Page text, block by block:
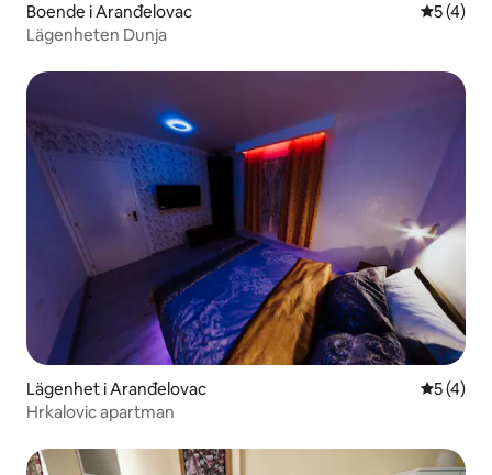
Boende i Aranđelovac 5 av 5 i
5 (4)
Lägenheten Dunja
Lägenhet i Aranđelovac 5 av 5 i
5 (4)
Hrkalovic apartman